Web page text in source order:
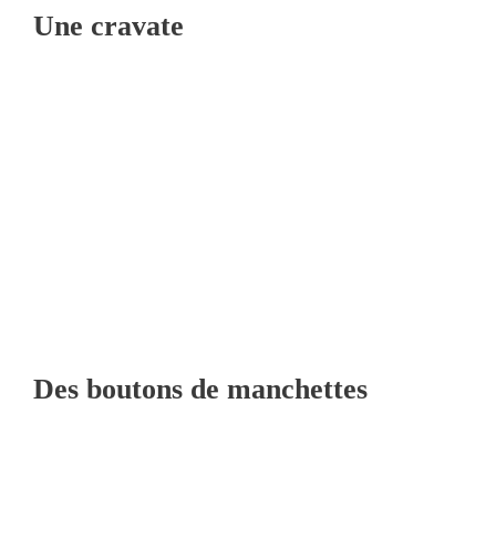
Une cravate
Des boutons de manchettes